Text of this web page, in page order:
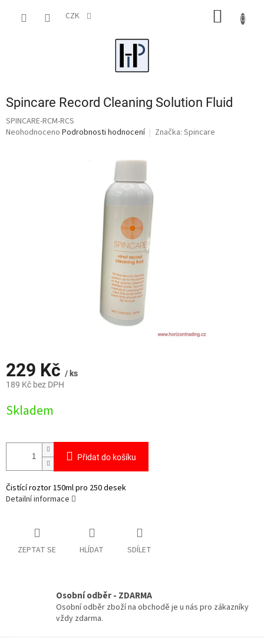
CZK
Spincare Record Cleaning Solution Fluid
SPINCARE-RCM-RCS
Průměrné
Neohodnoceno Podrobnosti hodnocení Značka: Spincare
229 Kč / ks
189 Kč bez DPH
cena:
Skladem
Přidat do košíku
Čistící roztor 150ml pro 250 desek
Detailní informace
ZEPTAT SE HLÍDAT SDÍLET
Osobní odběr - ZDARMA
Osobní odběr zboží na obchodě je u nás pro zákazníky
vždy zdarma.